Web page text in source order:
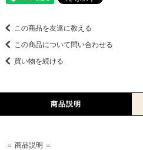
この商品を友達に教える
この商品について問い合わせる
買い物を続ける
商品説明
＝ 商品説明 ＝